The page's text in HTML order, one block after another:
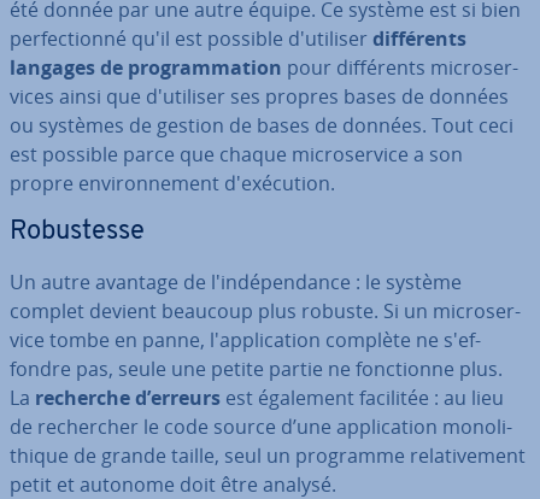
été donnée par une autre équipe. Ce système est si bien
per­fec­tionné qu'il est possible d'uti­li­ser dif­fé­rents
langages de pro­gram­ma­tion pour dif­fé­rents mi­cro­ser­
vices ainsi que d'uti­li­ser ses propres bases de données
ou systèmes de gestion de bases de données. Tout ceci
est possible parce que chaque mi­cro­ser­vice a son
propre en­vi­ron­ne­ment d'exé­cu­tion.
Ro­bus­tesse
Un autre avantage de l'in­dé­pen­dance : le système
complet devient beaucoup plus robuste. Si un mi­cro­ser­
vice tombe en panne, l'ap­pli­ca­tion complète ne s'ef­
fondre pas, seule une petite partie ne fonc­tionne plus.
La recherche d’erreurs est également facilitée : au lieu
de re­cher­cher le code source d’une ap­pli­ca­tion mo­no­li­
thique de grande taille, seul un programme re­la­ti­ve­ment
petit et autonome doit être analysé.